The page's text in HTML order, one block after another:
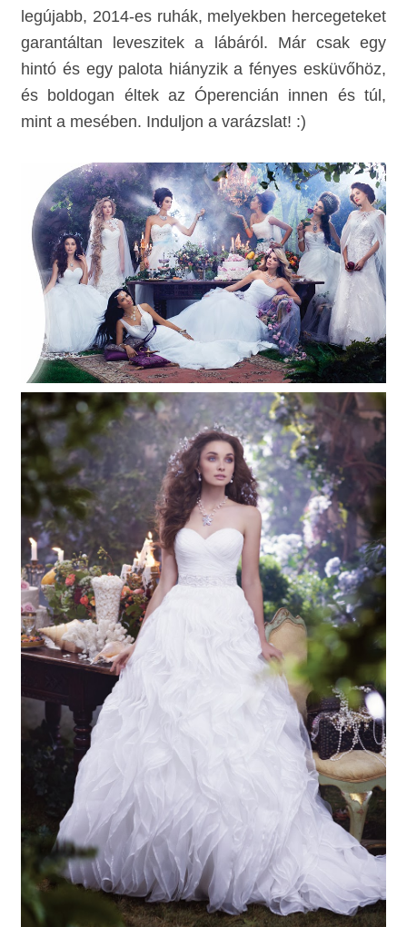
legújabb, 2014-es ruhák, melyekben hercegeteket
garantáltan leveszitek a lábáról. Már csak egy
hintó és egy palota hiányzik a fényes esküvőhöz,
és boldogan éltek az Óperencián innen és túl,
mint a mesében. Induljon a varázslat! :)